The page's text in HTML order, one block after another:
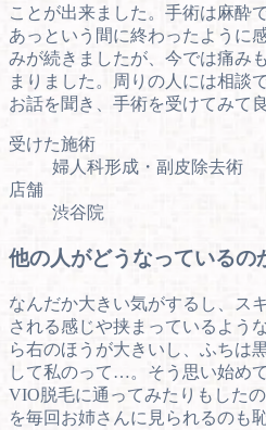
ことが出来ました。手術は麻酔
あっという間に終わったように
みが続きましたが、今では痛み
まりました。周りの人には相談
お話を聞き、手術を受けてみて
受けた施術
婦人科形成・副皮除去術
店舗
渋谷院
他の人がどうなっているの
なんだか大きい気がするし、ス
される感じや挟まっているよう
ら右のほうが大きいし、ふちは
して私のって…。そう思い始め
VIO脱毛に通ってみたりもした
を毎回お姉さんに見られるのも